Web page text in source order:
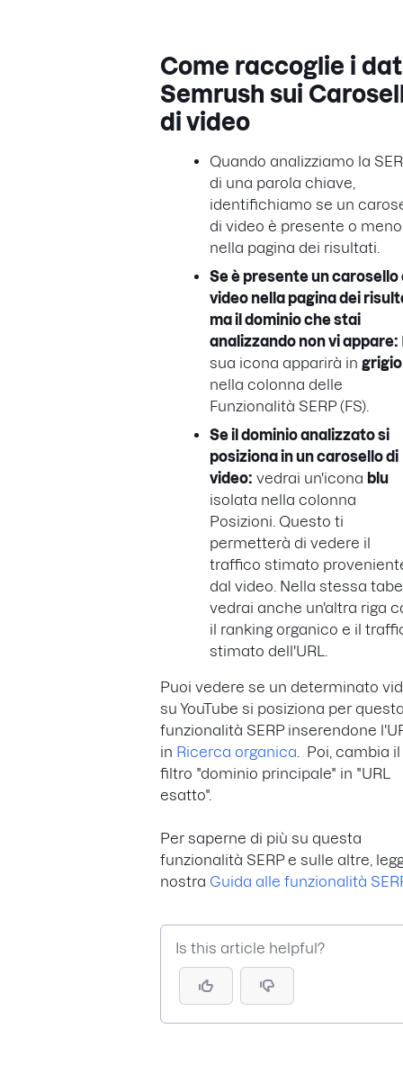
Come raccoglie i
Semrush sui
di video
Quando analizziamo la
di una parola chiave,
identifichiamo se un
di video è presente o meno
nella pagina dei risultati.
Se è presente un carosello
video nella pagina dei
ma il dominio che stai
analizzando non vi appare:
sua icona apparirà in grigio
nella colonna delle
Funzionalità SERP (FS).
Se il dominio analizzato si
posiziona in un carosello di
video: vedrai un'icona blu
isolata nella colonna
Posizioni. Questo ti
permetterà di vedere il
traffico stimato
dal video. Nella stessa
vedrai anche un'altra riga
il ranking organico e il
stimato dell'URL.
Puoi vedere se un determinato
su YouTube si posiziona per
funzionalità SERP inserendone
in Ricerca organica . Poi, cambia il
filtro "dominio principale" in "URL
esatto".
Per saperne di più su questa
funzionalità SERP e sulle altre,
nostra Guida alle funzionalità
Is this article helpful?